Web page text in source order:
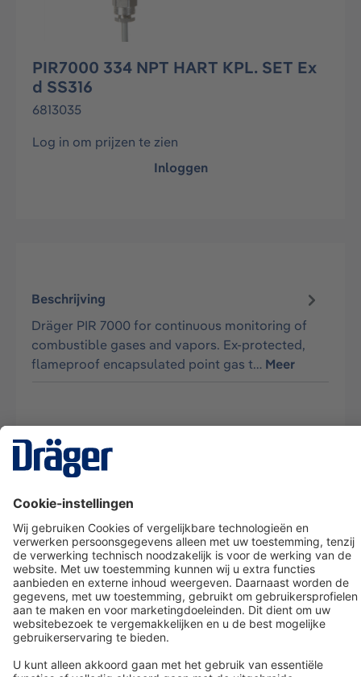
PIR7000 334 NPT HART KPL. SET Ex
d SS316
6813035
Log in om prijzen te zien
Inloggen
Beschrijving
Dräger PIR 7000 for continuous monitoring of
combustible gases and vapors. Ex-protected,
flameproof encapsulated point gas t… Meer
Dräger klantenservice
Over Dräger
Bestellen in onze webshop